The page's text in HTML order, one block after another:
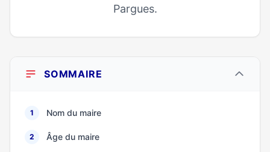
Pargues.
SOMMAIRE
1 Nom du maire
2 Âge du maire